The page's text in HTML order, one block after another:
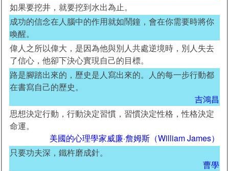
如果要挖井，就要挖到水出為止。
成功的信念在人腦中的作用就如鬧鐘，會在你需要時將你
喚醒。
偉人之所以偉大，是因為他與別人共處逆境時，別人失去
了信心，他卻下決心實現自己的目標。
路是腳踏出來的，歷史是人寫出來的。人的每一步行動都
在書寫自己的歷史。
吉鴻昌
思想決定行動，行動決定習慣，習慣決定性格，性格決定
命運。
美國的心理學家威廉·詹姆斯（William James）
只要功夫深，鐵杵磨成針。
曹學